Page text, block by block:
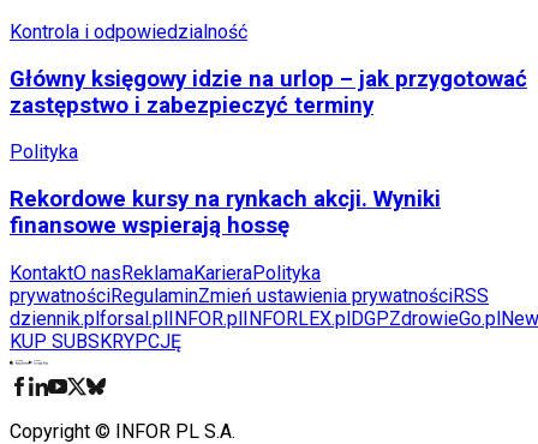
Kontrola i odpowiedzialność
Główny księgowy idzie na urlop – jak przygotować
zastępstwo i zabezpieczyć terminy
Polityka
Rekordowe kursy na rynkach akcji. Wyniki
finansowe wspierają hossę
KontaktO nasReklamaKarieraPolityka
prywatnościRegulaminZmień ustawienia prywatnościRSS
dziennik.plforsal.plINFOR.plINFORLEX.plDGPZdrowieGo.pl
KUP SUBSKRYPCJĘ
Copyright © INFOR PL S.A.